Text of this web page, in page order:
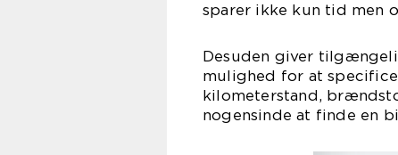
sparer ikke kun tid men
Desuden giver
mulighed for at
kilometerstand,
nogensinde at finde en